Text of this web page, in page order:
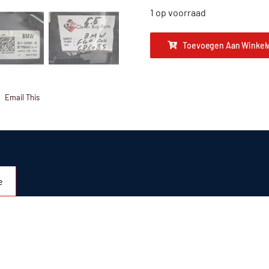
Email This
1 op voorraad
Toevoegen Aan